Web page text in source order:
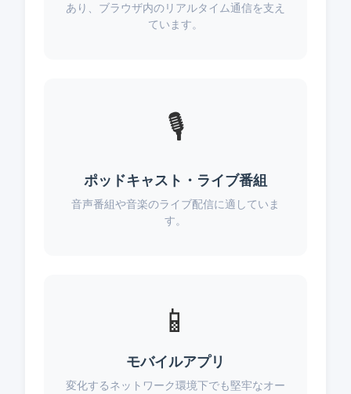
あり、ブラウザ内のリアルタイム通信を支え
ています。
🎙️
ポッドキャスト・ライブ番組
音声番組や音楽のライブ配信に適していま
す。
📱
モバイルアプリ
変化するネットワーク環境下でも堅牢なオー